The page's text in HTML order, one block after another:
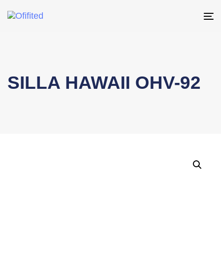
SILLA HAWAII OHV-92